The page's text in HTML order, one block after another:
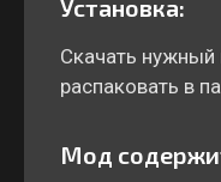
Установка:
Скачать нужный
распаковать в
Мод